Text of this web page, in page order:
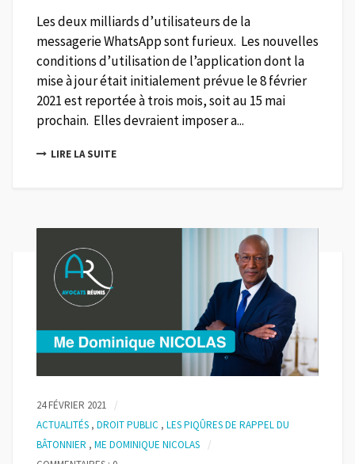
Les deux milliards d’utilisateurs de la
messagerie WhatsApp sont furieux. Les nouvelles
conditions d’utilisation de l’application dont la
mise à jour était initialement prévue le 8 février
2021 est reportée à trois mois, soit au 15 mai
prochain. Elles devraient imposer a...
LIRE LA SUITE
24 FÉVRIER 2021
ACTUALITÉS , DROIT PUBLIC , LES PIQÛRES DE RAPPEL DU
BÂTONNIER , ME DOMINIQUE NICOLAS